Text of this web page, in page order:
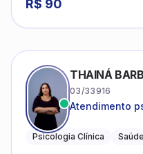
R$ 90
THAINÁ
03/33916
Atendimento
emocional
Psicologia Clínica